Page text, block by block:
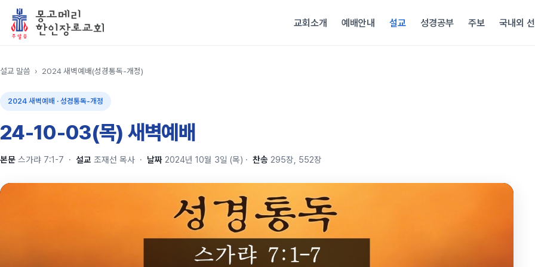
교회소개 예배안내 설교 성경공부 주보 국내외
설교 말씀 › 2024 새벽예배(성경통독-개정)
2024 새벽예배 · 성경통독-개정
24-10-03(목) 새벽예배
본문 스가랴 7:1-7 · 설교 조재선 목사 · 날짜 2024년 10월 3일 (목) · 찬송 295장, 552장